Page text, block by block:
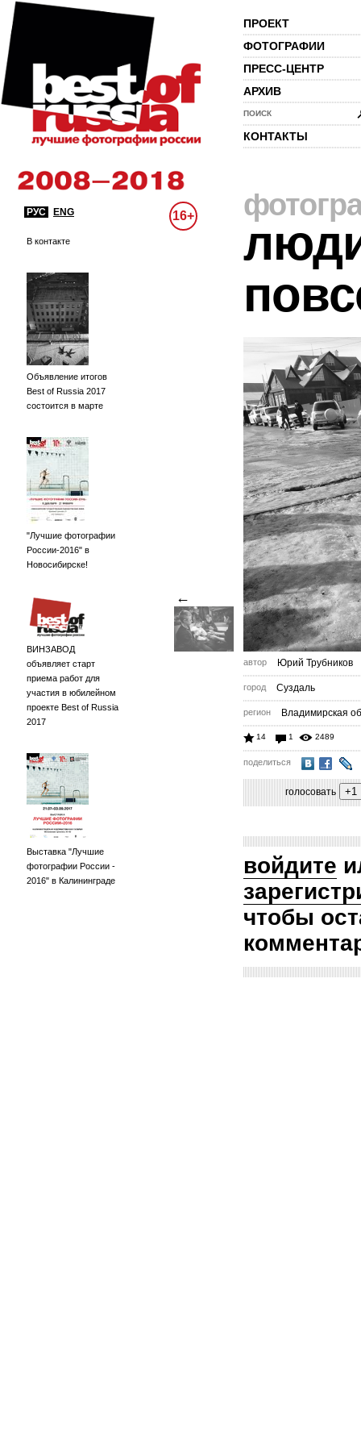
ПРОЕКТ
ФОТОГРАФИИ
ПРЕСС-ЦЕНТР
АРХИВ
ПОИСК
КОНТАКТЫ
РУС ENG 16+
В контакте
Объявление итогов
Best of Russia 2017
состоится в марте
"Лучшие фотографии
России-2016" в
Новосибирске!
ВИНЗАВОД
объявляет старт
приема работ для
участия в юбилейном
проекте Best of Russia
2017
Выставка "Лучшие
фотографии России -
2016" в Калининграде
←
автор Юрий Трубников
город Суздаль
регион Владимирская
14 1 2489
поделиться
голосовать
войдите
чтобы